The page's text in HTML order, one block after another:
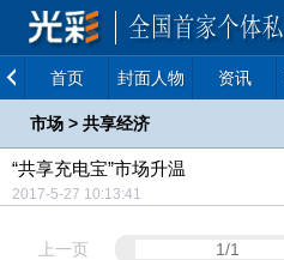
首页 封面人物 资讯
市场 > 共享经济
“共享充电宝”市场升温
2017-5-27 10:13:41
上一页